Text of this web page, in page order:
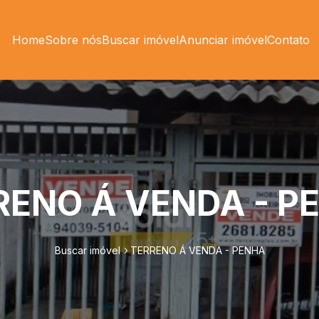
HomeSobre nósBuscar imóvelAnunciar imóvelContato
Á VENDA -
Buscar imóvel TERRENO Á VENDA - PENHA